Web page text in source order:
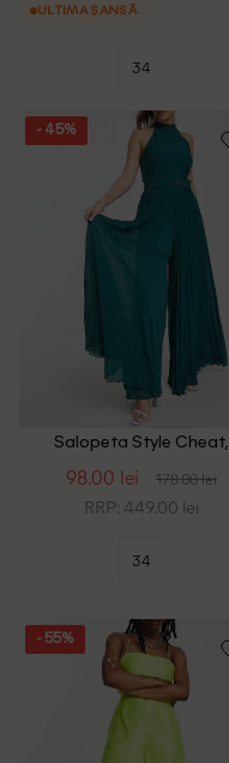
ULTIMA ȘANSĂ
34
- 45%
Salopeta Style Cheat,
98.00 lei 178.00 lei
RRP: 449.00 lei
34
- 55%